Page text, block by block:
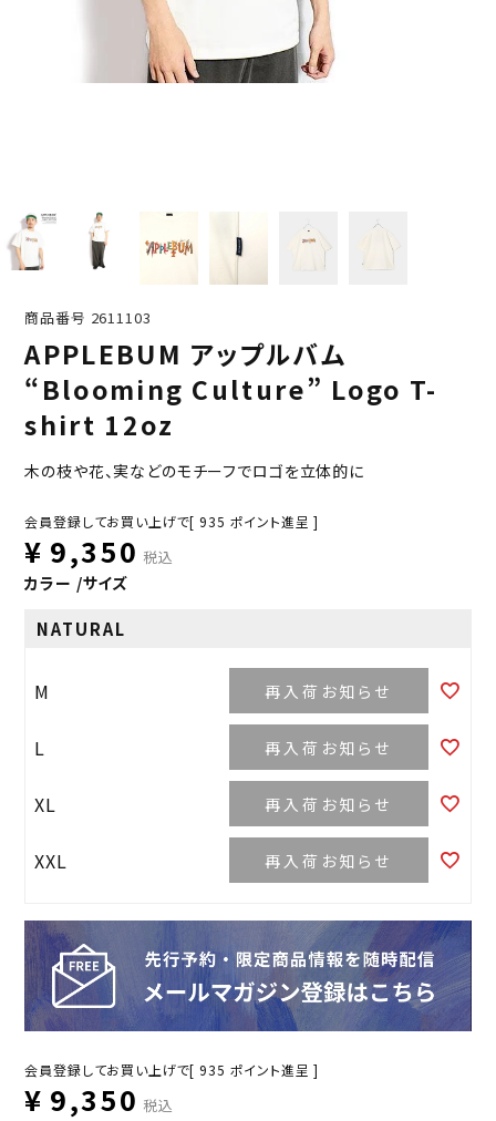
商品番号 2611103
APPLEBUM アップルバム
“Blooming Culture” Logo T-
shirt 12oz
木の枝や花、実などのモチーフでロゴを立体的に
会員登録してお買い上げで[ 935 ポイント進呈 ]
¥ 9,350 税込
カラー サイズ
NATURAL
M 再入荷お知らせ
L 再入荷お知らせ
XL 再入荷お知らせ
XXL 再入荷お知らせ
会員登録してお買い上げで[ 935 ポイント進呈 ]
¥ 9,350 税込